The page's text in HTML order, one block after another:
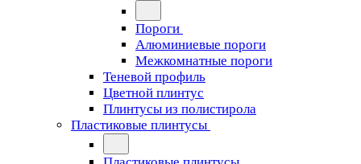
Пороги
Алюминиевые пороги
Межкомнатные пороги
Теневой профиль
Цветной плинтус
Плинтусы из полистирола
Пластиковые плинтусы